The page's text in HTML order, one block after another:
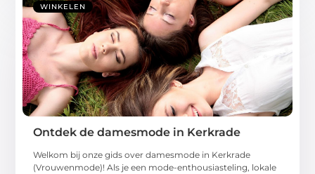
WINKELEN
Ontdek de damesmode in Kerkrade
Welkom bij onze gids over damesmode in Kerkrade
(Vrouwenmode)! Als je een mode-enthousiasteling, lokale